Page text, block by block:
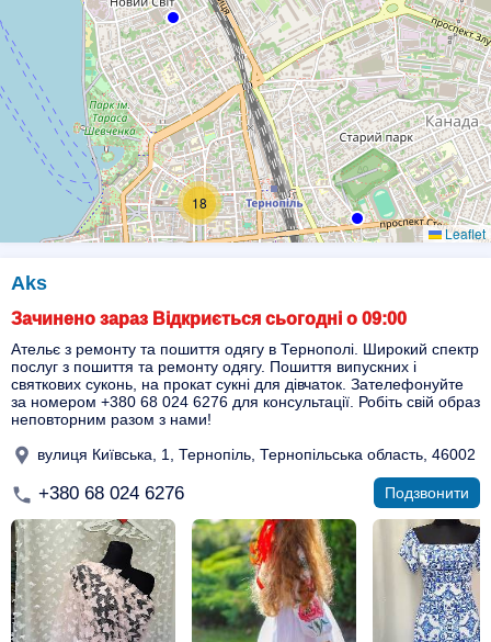
18
Leaflet
Aks
Зачинено зараз Відкриється сьогодні о 09:00
Ательє з ремонту та пошиття одягу в Тернополі. Широкий спектр
послуг з пошиття та ремонту одягу. Пошиття випускних і
святкових суконь, на прокат сукні для дівчаток. Зателефонуйте
за номером +380 68 024 6276 для консультації. Робіть свій образ
неповторним разом з нами!
вулиця Київська, 1, Тернопіль, Тернопільська область, 46002
+380 68 024 6276 Подзвонити